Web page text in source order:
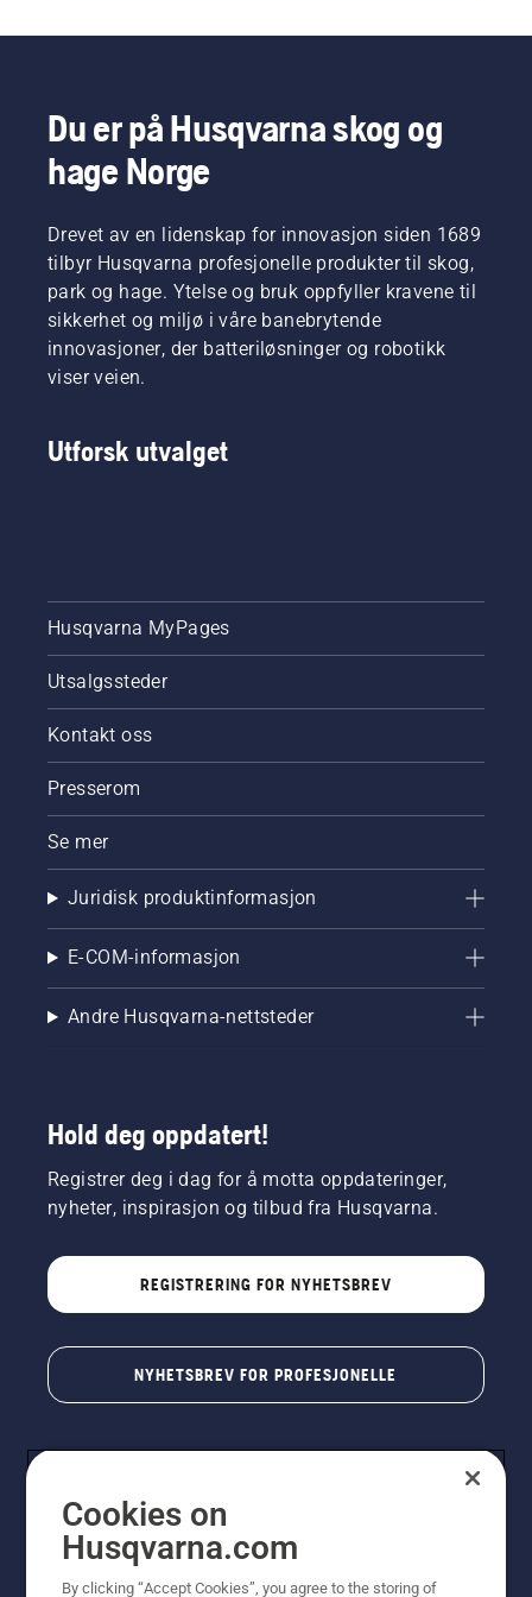
mot
hager
store
vil
hageeiere
nå
kunne
glede
seg over
to nye
modeller
mellomstore
hager.
for
presisjonsklipp
og
forming
hekker
og
busker,
rekke
smarte
Du er på Husqvarna skog og
hage Norge
Drevet av en lidenskap for innovasjon siden 1689
tilbyr Husqvarna profesjonelle produkter til skog,
park og hage. Ytelse og bruk oppfyller kravene til
sikkerhet og miljø i våre banebrytende
innovasjoner, der batteriløsninger og robotikk
viser veien.
Utforsk utvalget
Husqvarna MyPages
Utsalgssteder
Kontakt oss
Presserom
Se mer
Juridisk produktinformasjon
E-COM-informasjon
Andre Husqvarna-nettsteder
Hold deg oppdatert!
Registrer deg i dag for å motta oppdateringer,
nyheter, inspirasjon og tilbud fra Husqvarna.
REGISTRERING FOR NYHETSBREV
NYHETSBREV FOR PROFESJONELLE
Cookies on
Husqvarna.com
By clicking “Accept Cookies”, you agree to the storing of